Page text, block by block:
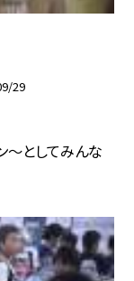
29
〜としてみんな